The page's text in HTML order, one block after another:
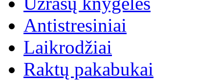
Antistresiniai
Laikrodžiai
Raktų pakabukai